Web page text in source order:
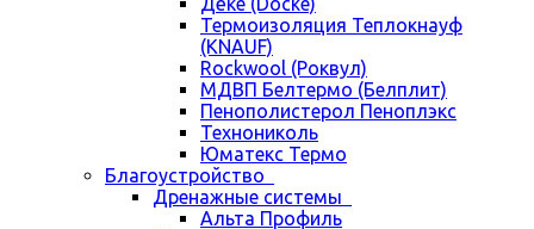
Термоизоляция Теплокнауф
(KNAUF)
Rockwool (Роквул)
МДВП Белтермо (Белплит)
Пенополистерол Пеноплэкс
Технониколь
Юматекс Термо
Благоустройство
Дренажные системы
Альта Профиль